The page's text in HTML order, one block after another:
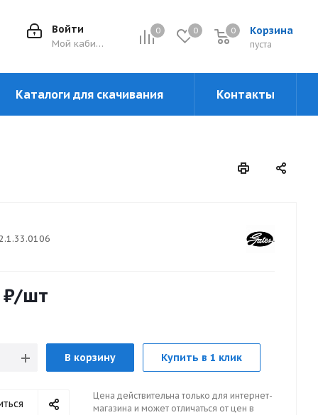
0 0 Корзина
0
пуста
0
Войти
Мой кабинет
Каталоги для скачивания Контакты
₽/шт
В корзину Купить в 1 клик
Цена действительна только для интернет-
магазина и может отличаться от цен в